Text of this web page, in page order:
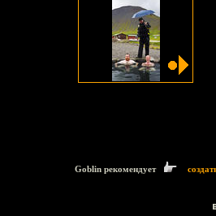
Goblin рекомендует